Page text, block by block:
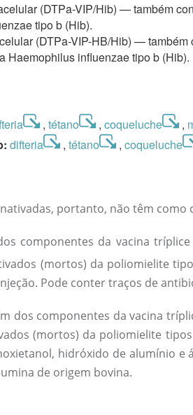
(DTPa-VIP/Hib) — também
tipo b (Hib).
(DTPa-VIP-HB/Hib) —
Haemophilus influenzae tipo b (Hib).
, tétano , coqueluche ,
difteria , tétano , coqueluche
portanto, não têm como
componentes da vacina
(mortos) da poliomielite
Pode conter traços de
dos componentes da vacina
(mortos) da poliomielite
hidróxido de alumínio
de origem bovina.